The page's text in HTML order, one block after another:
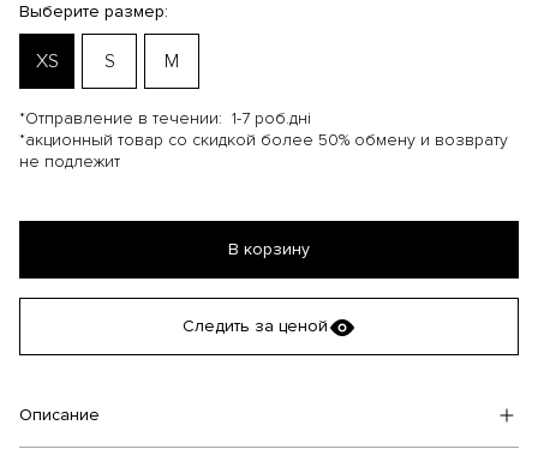
Выберите размер:
XS S M
*Отправление в течении: 1-7 роб.дні
*акционный товар со скидкой более 50% обмену и возврату
не подлежит
В корзину
Следить за ценой
Описание